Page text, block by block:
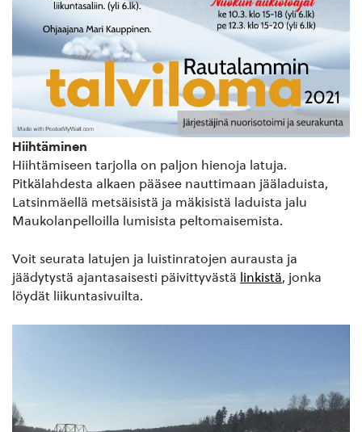
Hiihtäminen
Hiihtämiseen tarjolla on paljon hienoja latuja.
Pitkälahdesta alkaen pääsee nauttimaan jääladuista,
Latsinmäellä metsäisistä ja mäkisistä laduista jalu
Maukolanpelloilla lumisista peltomaisemista.
Voit seurata latujen ja luistinratojen aurausta ja
jäädytystä ajantasaisesti päivittyvästä linkistä, jonka
löydät liikuntasivuilta.